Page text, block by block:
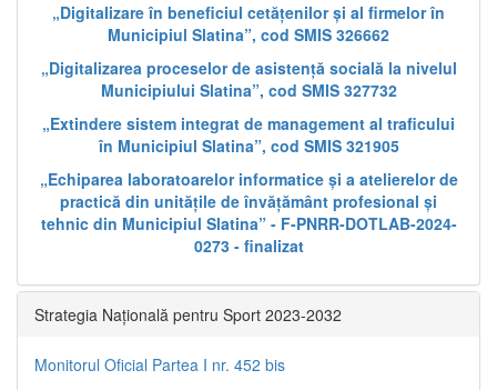
„Digitalizare în beneficiul cetățenilor și al firmelor în
Municipiul Slatina”, cod SMIS 326662
„Digitalizarea proceselor de asistență socială la nivelul
Municipiului Slatina”, cod SMIS 327732
„Extindere sistem integrat de management al traficului
în Municipiul Slatina”, cod SMIS 321905
„Echiparea laboratoarelor informatice și a atelierelor de
practică din unitățile de învățământ profesional și
tehnic din Municipiul Slatina” - F-PNRR-DOTLAB-2024-
0273 - finalizat
Strategia Națională pentru Sport 2023-2032
Monitorul Oficial Partea I nr. 452 bis